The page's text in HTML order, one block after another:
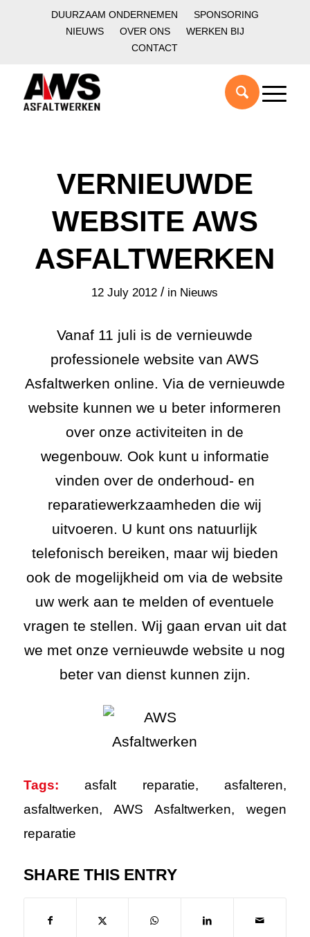
DUURZAAM ONDERNEMEN
SPONSORING
NIEUWS
OVER ONS
WERKEN BIJ
CONTACT
VERNIEUWDE
WEBSITE AWS
ASFALTWERKEN
12 July 2012 / in Nieuws
Vanaf 11 juli is de vernieuwde
professionele website van AWS
Asfaltwerken online. Via de vernieuwde
website kunnen we u beter informeren
over onze activiteiten in de
wegenbouw. Ook kunt u informatie
vinden over de onderhoud- en
reparatiewerkzaamheden die wij
uitvoeren. U kunt ons natuurlijk
telefonisch bereiken, maar wij bieden
ook de mogelijkheid om via de website
uw werk aan te melden of eventuele
vragen te stellen. Wij gaan ervan uit dat
we met onze vernieuwde website u nog
beter van dienst kunnen zijn.
Tags: asfalt reparatie,asfalteren,
asfaltwerken, AWS Asfaltwerken,wegen
reparatie
SHARE THIS ENTRY